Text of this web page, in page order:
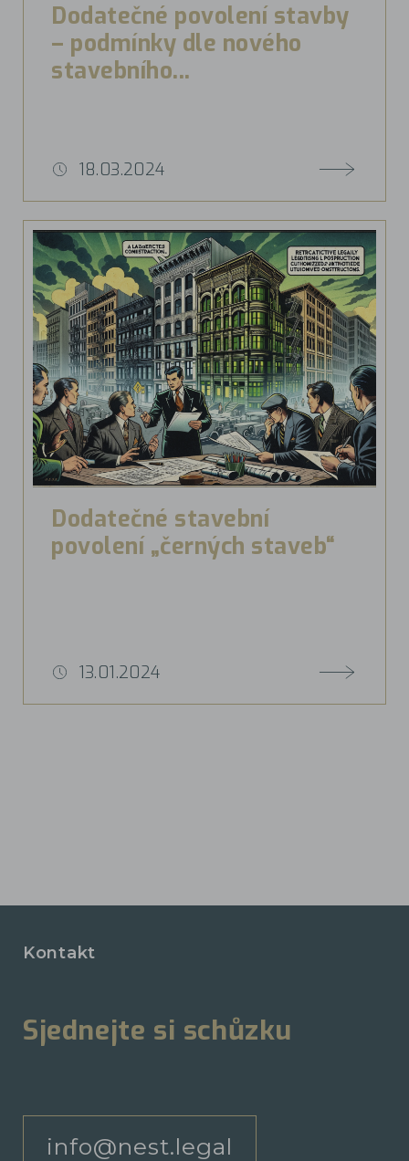
Dodatečné povolení stavby
– podmínky dle nového
stavebního...
18.03.2024
Dodatečné stavební
povolení „černých staveb“
13.01.2024
Kontakt
Sjednejte si schůzku
info@nest.legal